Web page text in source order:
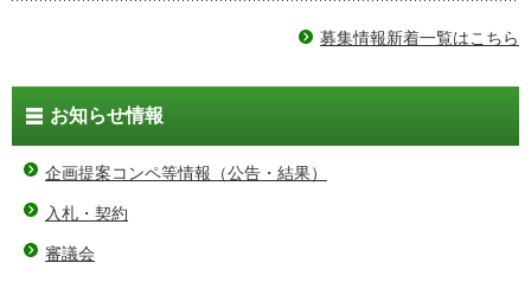
募集情報新着一覧はこちら
お知らせ情報
企画提案コンペ等情報（公告・結果）
入札・契約
審議会